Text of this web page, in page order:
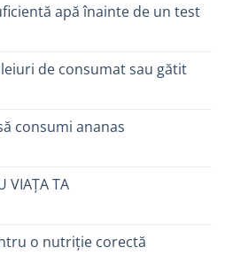
apă înainte de un test
de consumat sau gătit
consumi ananas
VIAȚA TA
o nutriție corectă